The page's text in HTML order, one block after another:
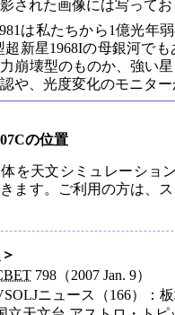
された画像には写って
は私たちから1億光年
超新星1968Iの母銀河で
崩壊型のものか、強い
や、光度変化のモニター
の位置
を天文シミュレーショ
ます。ご利用の方は、
798（2007 Jan. 9）
ニュース（166）：